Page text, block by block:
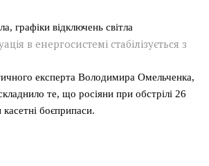
в енергосистемі стабілізується з
експерта Володимира Омельченка,
те, що росіяни при обстрілі 26
боєприпаси.